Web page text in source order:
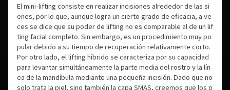
El mini-lifting consiste en realizar incisiones alrededor de las si
enes, por lo que, aunque logra un cierto grado de eficacia, a ve
ces se dice que su poder de lifting no es comparable al de un lif
ting facial completo. Sin embargo, es un procedimiento muy po
pular debido a su tiempo de recuperación relativamente corto.
Por otro lado, el lifting híbrido se caracteriza por su capacidad
para levantar simultáneamente la parte media del rostro y la lín
ea de la mandíbula mediante una pequeña incisión. Dado que no
solo trata la piel, sino también la capa SMAS, creemos que los p